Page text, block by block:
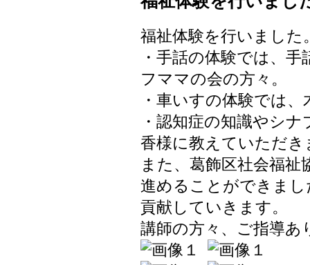
福祉体験を行いました
・手話の体験では、
フママの会の方々。
・車いすの体験では、
・認知症の知識やシ
香様に教えていただき
また、葛飾区社会福祉
進めることができま
貢献していきます。
講師の方々、ご指導